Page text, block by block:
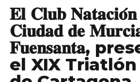
𝐄𝐥 𝐂𝐥𝐮𝐛
𝐂𝐢𝐮𝐝𝐚𝐝 𝐝𝐞
𝐅𝐮𝐞𝐧𝐬𝐚𝐧𝐭𝐚,
el XIX